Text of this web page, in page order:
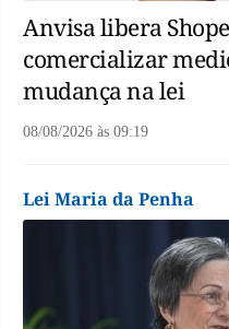
Anvisa libera
comercializar
mudança na lei
08/08/2026 às 09:19
Lei Maria da Penha